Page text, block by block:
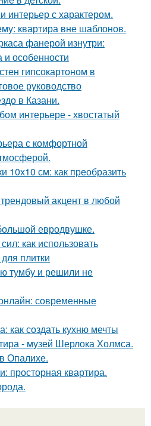
интерьер с характером.
квартира вне шаблонов.
фанерой изнутри:
особенности
гипсокартоном в
руководство
в Казани.
интерьере - хвостатый
с комфортной
10х10 см: как преобразить
акцент в любой
евродвушке.
как использовать
плитки
тумбу и решили не
современные
как создать кухню мечты
- музей Шерлока Холмса.
Опалихе.
просторная квартира.